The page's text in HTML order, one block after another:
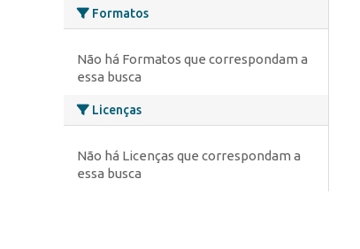
Formatos
Não há Formatos que correspondam a
essa busca
Licenças
Não há Licenças que correspondam a
essa busca